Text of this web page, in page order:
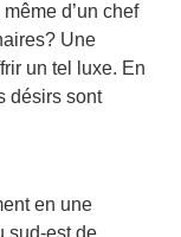
d’un chef
Une
un tel luxe. En
désirs sont
en une
sud-est de